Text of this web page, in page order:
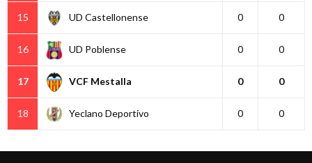
15 UD Castellonense 0 0
16 UD Poblense 0 0
17 VCF Mestalla 0 0
18 Yeclano Deportivo 0 0